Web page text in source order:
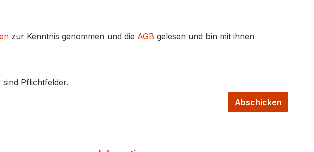
zur Kenntnis genommen und die AGB gelesen und bin mit ihnen
Pflichtfelder.
Abschicken